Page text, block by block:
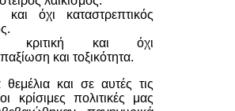
και όχι καταστρεπτικός
κριτική και όχι
και τοξικότητα.
και σε αυτές τις
κρίσιμες πολιτικές μας